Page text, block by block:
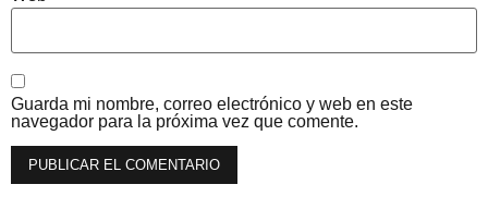
Guarda mi nombre, correo electrónico y web en este
navegador para la próxima vez que comente.